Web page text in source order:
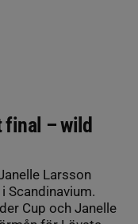
final – wild
Larsson
Scandinavium.
Cup och Janelle